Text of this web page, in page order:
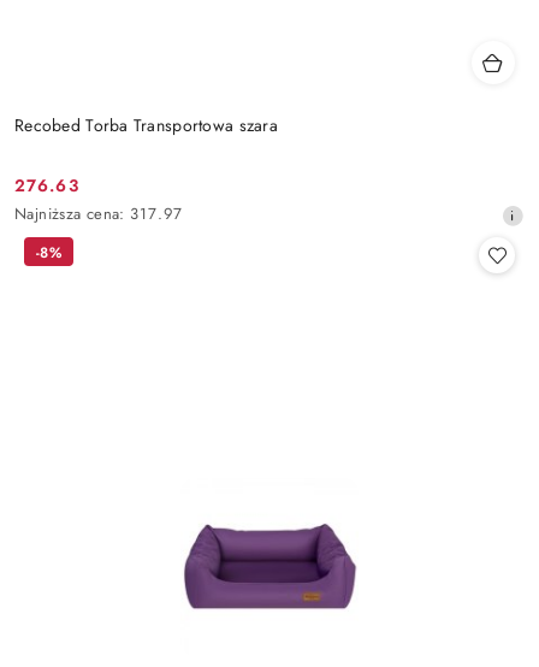
Recobed Torba Transportowa szara
Cena
promocyjna:
276.63
Najniższa
cena
Najniższa cena: 317.97
-8%